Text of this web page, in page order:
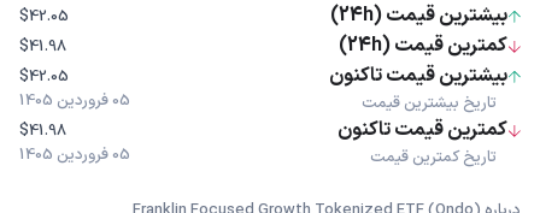
بیشترین قیمت (24h) $42.05
کمترین قیمت (24h) $41.98
بیشترین قیمت تاکنون
تاریخ بیشترین قیمت
$42.05
05 فروردین 1405
کمترین قیمت تاکنون
تاریخ کمترین قیمت
$41.98
05 فروردین 1405